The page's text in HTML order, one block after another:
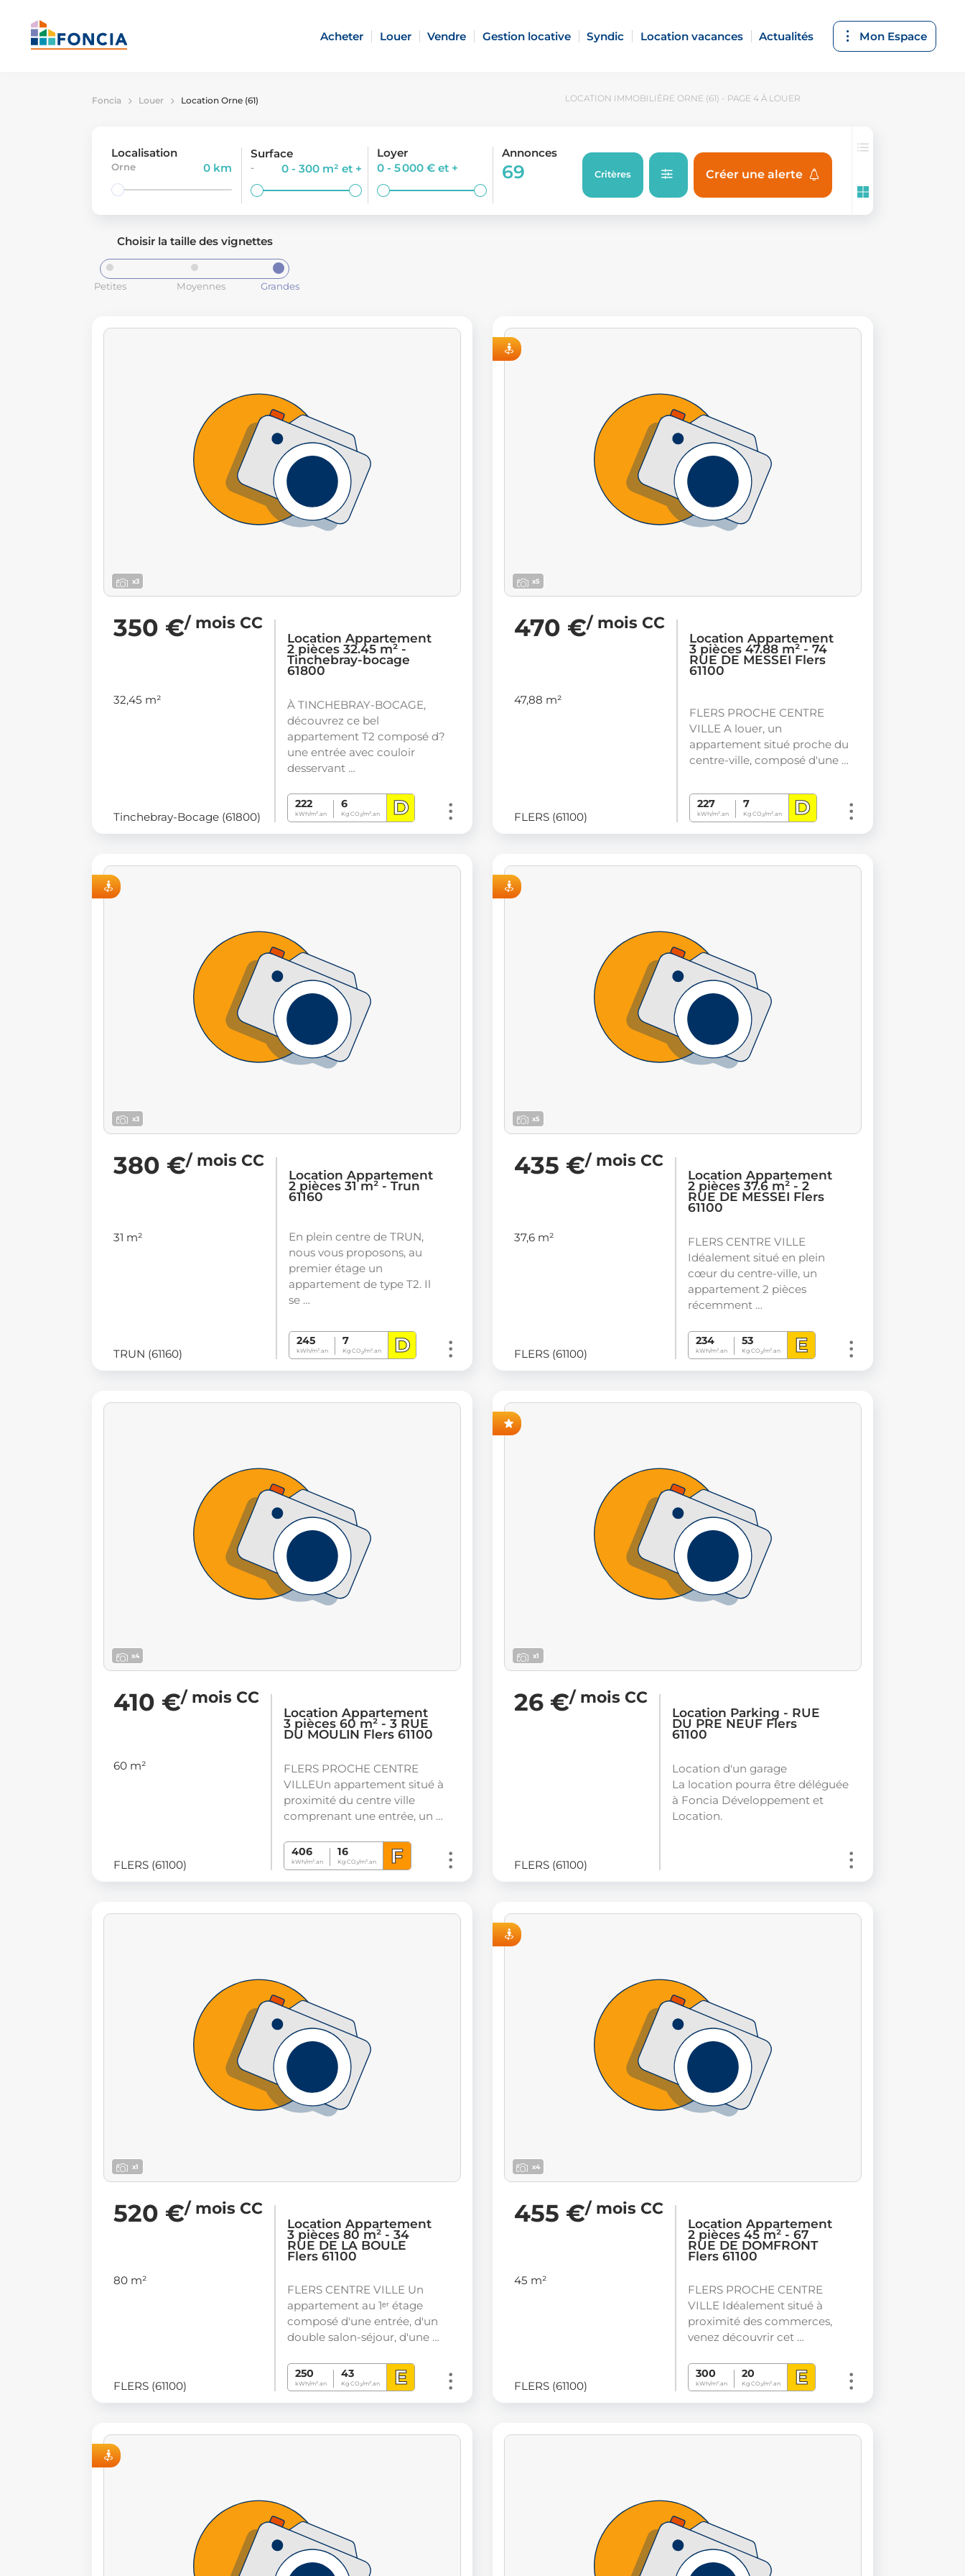
Acheter Louer Vendre Gestion locative Syndic Location vacances Actualités Mon Espace
Foncia Louer Location Orne (61) LOCATION IMMOBILIÈRE ORNE (61) - PAGE 4 À LOUER
Localisation
Orne 0 km
Surface
- 0 - 300 m²et +
Loyer
0 - 5 000 €et +
Annonces
69 Critères Créer une alerte
Choisir la taille des vignettes
Petites Moyennes Grandes
x3
350 €/ mois CC
32,45 m²
Tinchebray-Bocage (61800)
Location Appartement
2 pièces 32.45 m² -
Tinchebray-bocage
61800
À TINCHEBRAY-BOCAGE,
découvrez ce bel
appartement T2 composé d?
une entrée avec couloir
desservant …
222
kWh/m².an
6
Kg CO2/m².an D
x5
470 €/ mois CC
47,88 m²
FLERS (61100)
Location Appartement
3 pièces 47.88 m² - 74
RUE DE MESSEI Flers
61100
FLERS PROCHE CENTRE
VILLE A louer, un
appartement situé proche du
centre-ville, composé d'une …
227
kWh/m².an
7
Kg CO2/m².an D
x3
380 €/ mois CC
31 m²
TRUN (61160)
Location Appartement
2 pièces 31 m² - Trun
61160
En plein centre de TRUN,
nous vous proposons, au
premier étage un
appartement de type T2. Il
se …
245
kWh/m².an
7
Kg CO2/m².an D
x5
435 €/ mois CC
37,6 m²
FLERS (61100)
Location Appartement
2 pièces 37.6 m² - 2
RUE DE MESSEI Flers
61100
FLERS CENTRE VILLE
Idéalement situé en plein
cœur du centre-ville, un
appartement 2 pièces
récemment …
234
kWh/m².an
53
Kg CO2/m².an E
x4
410 €/ mois CC
60 m²
FLERS (61100)
Location Appartement
3 pièces 60 m² - 3 RUE
DU MOULIN Flers 61100
FLERS PROCHE CENTRE
VILLEUn appartement situé à
proximité du centre ville
comprenant une entrée, un …
406
kWh/m².an
16
Kg CO2/m².an F
x1
26 €/ mois CC
FLERS (61100)
Location Parking - RUE
DU PRE NEUF Flers
61100
Location d'un garage
La location pourra être déléguée
à Foncia Développement et
Location.
x1
520 €/ mois CC
80 m²
FLERS (61100)
Location Appartement
3 pièces 80 m² - 34
RUE DE LA BOULE
Flers 61100
FLERS CENTRE VILLE Un
appartement au 1ᵉʳ étage
composé d'une entrée, d'un
double salon-séjour, d'une …
250
kWh/m².an
43
Kg CO2/m².an E
x4
455 €/ mois CC
45 m²
FLERS (61100)
Location Appartement
2 pièces 45 m² - 67
RUE DE DOMFRONT
Flers 61100
FLERS PROCHE CENTRE
VILLE Idéalement situé à
proximité des commerces,
venez découvrir cet …
300
kWh/m².an
20
Kg CO2/m².an E